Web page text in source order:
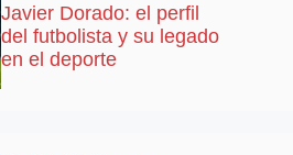
Javier Dorado: el perfil
del futbolista y su legado
en el deporte